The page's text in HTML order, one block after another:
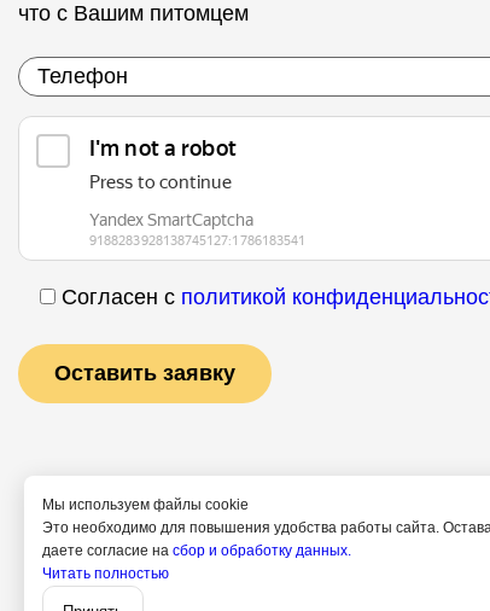
что с Вашим питомцем
Согласен с политикой
Мы используем файлы cookie
Это необходимо для повышения удобства работы сайта.
даете согласие на сбор и обработку данных.
Читать полностью